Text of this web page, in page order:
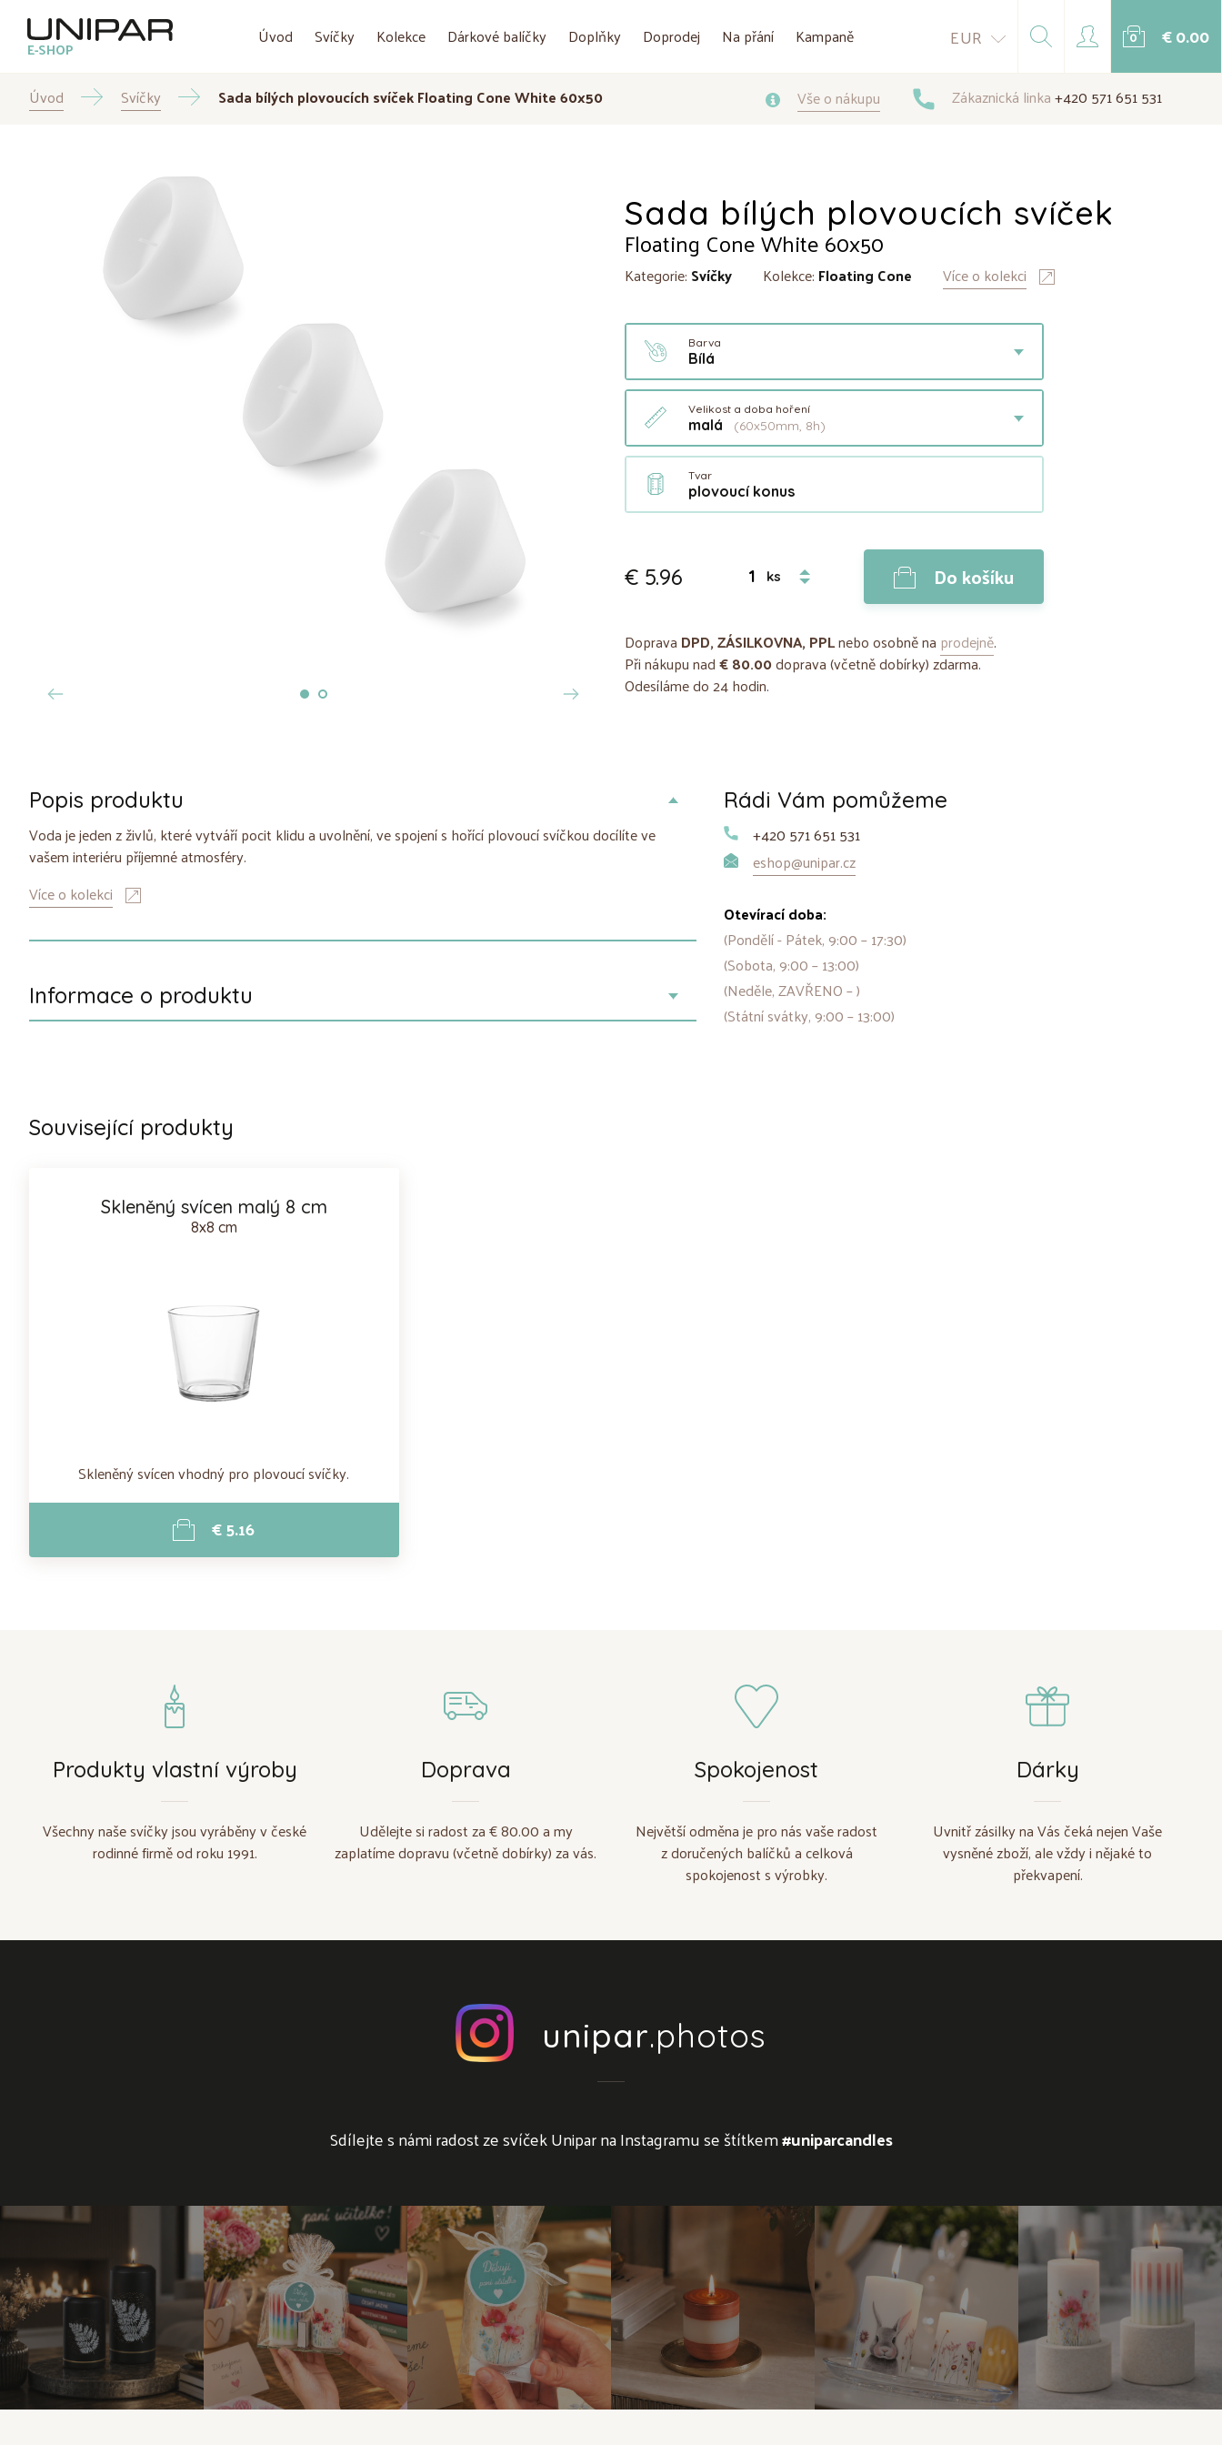
E-SHOP Úvod Svíčky Kolekce Dárkové balíčky Doplňky Doprodej Na přání Kampaně EUR 0 € 0.00
Úvod Svíčky Sada bílých plovoucích svíček Floating Cone White 60x50 Vše o nákupu Zákaznická linka+420 571 651 531
Sada bílých plovoucích svíček
Floating Cone White 60x50
Kategorie: Svíčky Kolekce: Floating Cone Více o kolekci
Barva
Bílá
Velikost a doba hoření
malá (60x50mm, 8h)
Tvar
plovoucí konus
€ 5.96 ks Do košíku
Doprava DPD, ZÁSILKOVNA, PPLnebo osobně na prodejně.
Při nákupu nad€ 80.00doprava (včetně dobírky) zdarma.
Odesíláme do 24 hodin.
Popis produktu
Voda je jeden z živlů, které vytváří pocit klidu a uvolnění, ve spojení s hořící plovoucí svíčkou docílíte ve
vašem interiéru příjemné atmosféry.
Více o kolekci
Informace o produktu
Rádi Vám pomůžeme
+420 571 651 531
eshop@unipar.cz
Otevírací doba:
(Pondělí - Pátek, 9:00 – 17:30)
(Sobota, 9:00 – 13:00)
(Neděle, ZAVŘENO – )
(Státní svátky, 9:00 – 13:00)
Související produkty
Skleněný svícen malý 8 cm
8x8 cm
Skleněný svícen vhodný pro plovoucí svíčky.
€ 5.16
Produkty vlastní výroby
Všechny naše svíčky jsou vyráběny v české
rodinné firmě od roku 1991.
Doprava
Udělejte si radost za € 80.00 a my
zaplatíme dopravu (včetně dobírky) za vás.
Spokojenost
Největší odměna je pro nás vaše radost
z doručených balíčků a celková
spokojenost s výrobky.
Dárky
Uvnitř zásilky na Vás čeká nejen Vaše
vysněné zboží, ale vždy i nějaké to
překvapení.
unipar.photos
Sdílejte s námi radost ze svíček Unipar na Instagramu se štítkem#uniparcandles